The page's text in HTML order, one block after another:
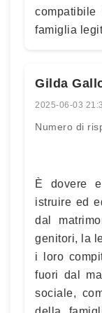
famiglia
Gilda
2025-06-03
Numero di
È dovere
istruire ed
dal
genitori, la
i loro
fuori dal
sociale,